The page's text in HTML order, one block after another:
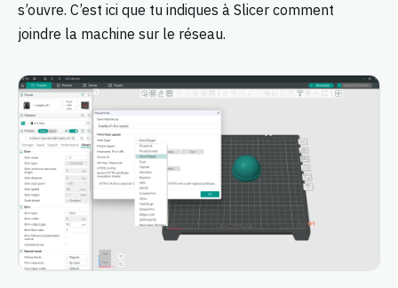
s’ouvre. C’est ici que tu indiques à Slicer comment
joindre la machine sur le réseau.